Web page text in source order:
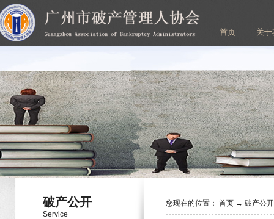
首页 关
破产公开
Service
您现在的位置： 首页 → 破产公开